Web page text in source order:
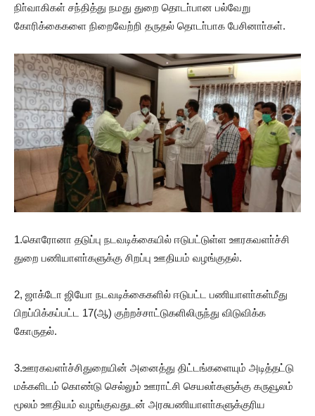
நிா்வாகிகள் சந்தித்து நமது துறை தொடா்பான பல்வேறு
கோரிக்கைகளை நிறைவேற்றி தருதல் தொடா்பாக பேசினாா்கள்.
1.கொரோனா தடுப்பு நடவடிக்கையில் ஈடுபட்டுள்ள ஊரகவளா்ச்சி
துறை பணியாளா்களுக்கு சிறப்பு ஊதியம் வழங்குதல்.
2, ஜாக்டோ ஜியோ நடவடிக்கைகளில் ஈடுபட்ட பணியாளா்கள்மீது
பிறப்பிக்கப்பட்ட 17(ஆ) குற்றச்சாட்டுகளிலிருந்து விடுவிக்க
கோருதல்.
3.ஊரகவளா்ச்சிதுறையின் அனைத்து திட்டங்களையும் அடித்தட்டு
மக்களிடம் கொண்டு செல்லும் ஊராட்சி செயலா்களுக்கு கருவூலம்
மூலம் ஊதியம் வழங்குவதுடன் அரசுபணியாளா்களுக்குரிய